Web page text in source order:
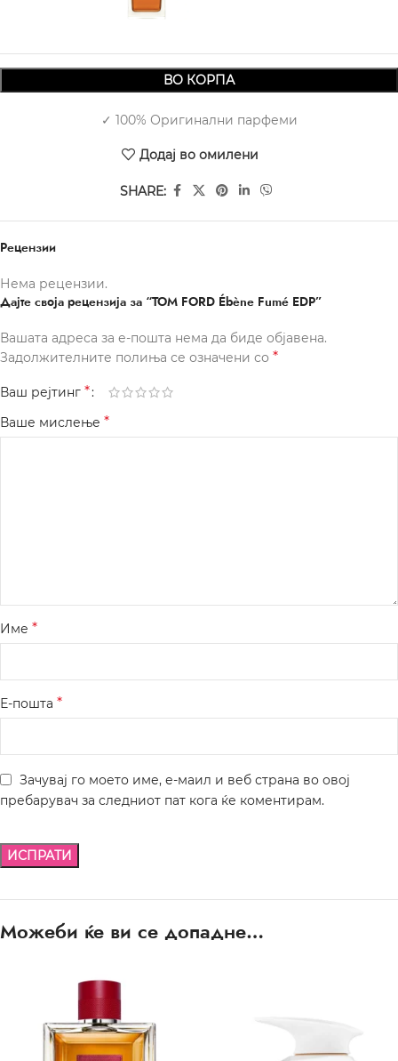
ВО КОРПА
✓ 100% Оригинални парфеми
Додај во омилени
SHARE:
Рецензии
Нема рецензии.
Дајте своја рецензија за “TOM FORD Ébène Fumé EDP”
Вашата адреса за е-пошта нема да биде објавена.
Задолжителните полиња се означени со *
Ваш рејтинг *
Ваше мислење *
Име *
Е-пошта *
Зачувај го моето име, е-маил и веб страна во овој
пребарувач за следниот пат кога ќе коментирам.
Можеби ќе ви се допадне…